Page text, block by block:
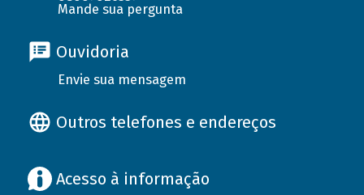
Mande sua pergunta
Ouvidoria
Envie sua mensagem
Outros telefones e endereços
Acesso à informação